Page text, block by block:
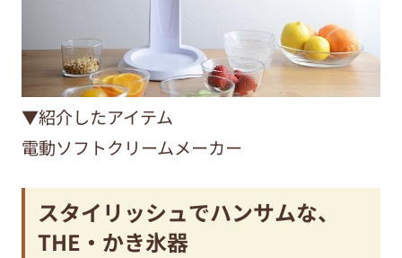
▼紹介したアイテム
電動ソフトクリームメーカー
スタイリッシュでハンサムな、
THE・かき氷器